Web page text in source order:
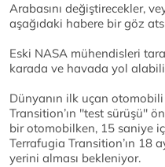
Arabasını değiştirecekler,
aşağıdaki habere bir göz
Eski NASA mühendisleri
karada ve havada yol
Dünyanın ilk uçan
Transition’ın ''test sürüşü''
bir otomobilken, 15 saniye
Terrafugia Transition’ın 18
yerini alması bekleniyor.